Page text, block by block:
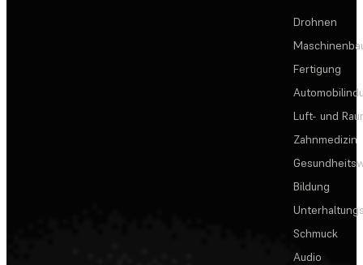
Drohnen
Fertigung
Luft- und
Zahnmedizin
Bildung
Schmuck
Audio